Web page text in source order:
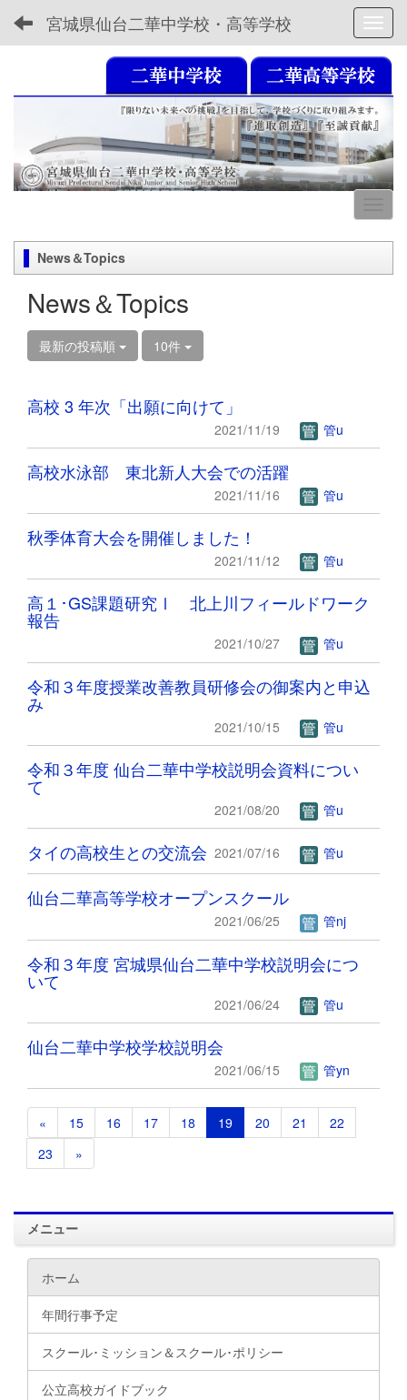
宮城県仙台二華中学校・高等学校
News＆Topics
News＆Topics
最新の投稿順 10件
高校 3 年次「出願に向けて」
2021/11/19 管u
高校水泳部 東北新人大会での活躍
2021/11/16 管u
秋季体育大会を開催しました！
2021/11/12 管u
高１･GS課題研究Ⅰ 北上川フィールドワーク
報告
2021/10/27 管u
令和３年度授業改善教員研修会の御案内と申込
み
2021/10/15 管u
令和３年度 仙台二華中学校説明会資料につい
て
2021/08/20 管u
タイの高校生との交流会 2021/07/16 管u
仙台二華高等学校オープンスクール
2021/06/25 管nj
令和３年度 宮城県仙台二華中学校説明会につ
いて
2021/06/24 管u
仙台二華中学校学校説明会
2021/06/15 管yn
« 15 16 17 18 19 20 21
22
23
»
メニュー
ホーム
年間行事予定
スクール･ミッション＆スクール･ポリシー
公立高校ガイドブック